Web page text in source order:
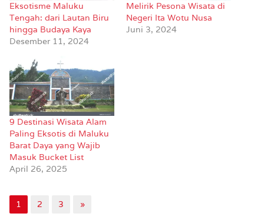
Eksotisme Maluku
Tengah: dari Lautan Biru
hingga Budaya Kaya
Desember 11, 2024
Melirik Pesona Wisata di
Negeri Ita Wotu Nusa
Juni 3, 2024
9 Destinasi Wisata Alam
Paling Eksotis di Maluku
Barat Daya yang Wajib
Masuk Bucket List
April 26, 2025
1 2 3 »